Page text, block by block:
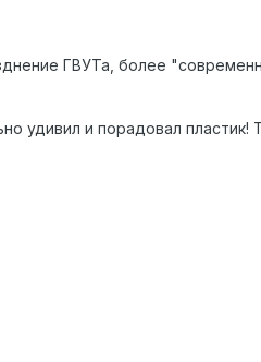
ГВУТа, более
удивил и порадовал пластик!